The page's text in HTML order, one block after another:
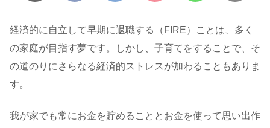
経済的に自立して早期に退職する（FIRE）ことは、多く
の家庭が目指す夢です。しかし、子育てをすることで、そ
の道のりにさらなる経済的ストレスが加わることもありま
す。
我が家でも常にお金を貯めることとお金を使って思い出作